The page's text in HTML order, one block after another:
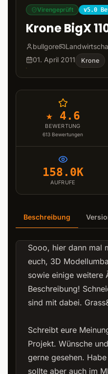
Virengeprüft v5.0
Krone BigX
bullgore
01. April 2011
Krone
★ 4.6
BEWERTUNG
613 Bewertungen
158.0K
AUFRUFE
Beschreibung
Sooo, hier dann mal
euch, 3D
sowie einige weitere
Beschreibung!
sind mit dabei.
Schreibt eure
Projekt. Wünsche
gerne gesehen.
sollte aber auch im